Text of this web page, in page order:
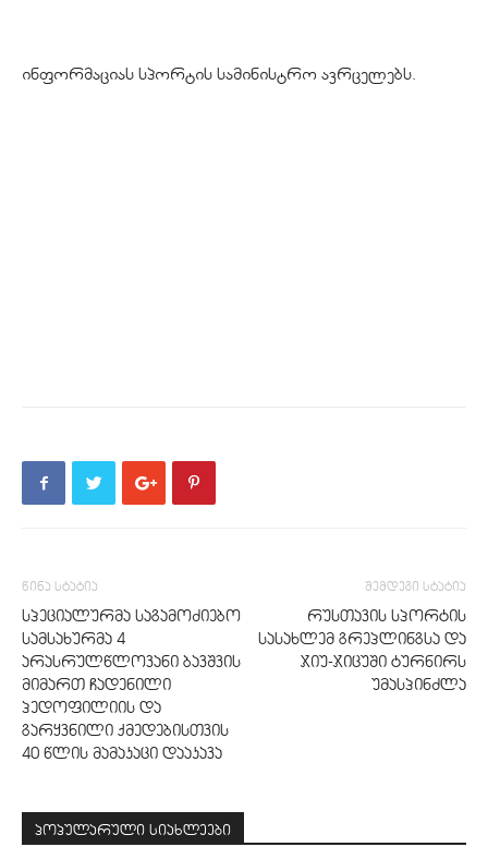
ინფორმაციას სპორტის სამინისტრო ავრცელებს.
წინა სტატია
სპეციალურმა საგამოძიებო
სამსახურმა 4
არასრულწლოვანი ბავშვის
მიმართ ჩადენილი
პედოფილიის და
გარყვნილი ქმედებისთვის
40 წლის მამაკაცი დააკავა
შემდეგი სტატია
რუსთავის სპორტის
სასახლემ გრეპლინგსა და
ჯიუ-ჯიცუში ტურნირს
უმასპინძლა
პოპულარული სიახლეები